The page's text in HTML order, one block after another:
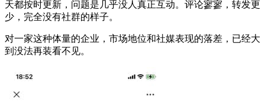
天都按时更新，问题是几乎没人真正互动。评论寥寥，转发更
少，完全没有社群的样子。
对一家这种体量的企业，市场地位和社媒表现的落差，已经大
到没法再装看不见。